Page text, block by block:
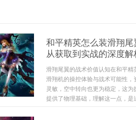
和平精英怎么装滑翔
从获取到实战的深度解
滑翔尾翼的战术价值认知在和平
滑翔机的操控体验与战术可能性
灵敏，空中转向也更为稳定，这
提供了物理基础，理解这一点，